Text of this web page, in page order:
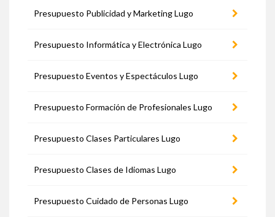
Presupuesto Publicidad y Marketing Lugo
Presupuesto Informática y Electrónica Lugo
Presupuesto Eventos y Espectáculos Lugo
Presupuesto Formación de Profesionales Lugo
Presupuesto Clases Particulares Lugo
Presupuesto Clases de Idiomas Lugo
Presupuesto Cuidado de Personas Lugo